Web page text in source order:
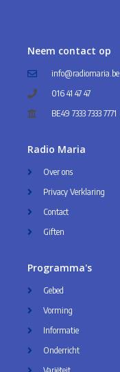
Neem contact op
info@radiomaria.be
016 41 47 47
BE49 7333 7333 7771
Radio Maria
Over ons
Privacy Verklaring
Contact
Giften
Programma's
Gebed
Vorming
Informatie
Onderricht